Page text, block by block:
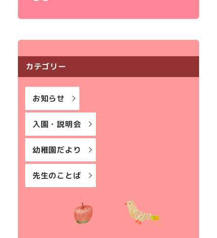
カテゴリー
お知らせ
入園・説明会
幼稚園だより
先生のことば